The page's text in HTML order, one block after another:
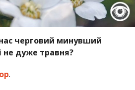
черговий минувший
не дуже травня?
.